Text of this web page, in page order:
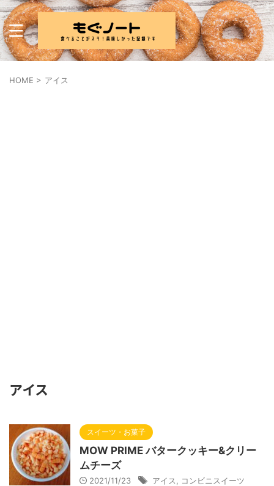
HOME > アイス
アイス
スイーツ・お菓子
MOW PRIME バタークッキー&クリー
ムチーズ
2021/11/23 アイス コンビニスイーツ